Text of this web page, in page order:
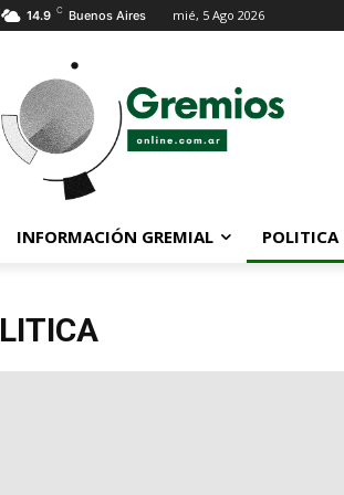
14.9 C Buenos Aires mié, 5 Ago 2026
INFORMACIÓN GREMIAL POLITICA